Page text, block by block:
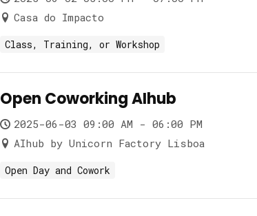
Casa do Impacto
Class, Training, or Workshop
Open Coworking AIhub
2025-06-03 09:00 AM - 06:00 PM
AIhub by Unicorn Factory Lisboa
Open Day and Cowork